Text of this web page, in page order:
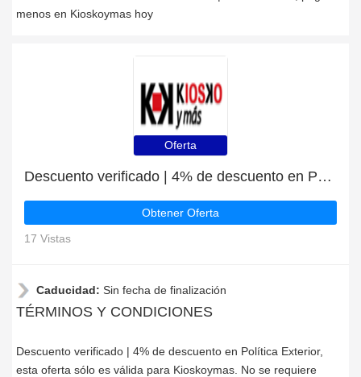
menos en Kioskoymas hoy
Oferta
Descuento verificado | 4% de descuento en Política Exterior
Obtener Oferta
17 Vistas
Caducidad: Sin fecha de finalización
TÉRMINOS Y CONDICIONES
Descuento verificado | 4% de descuento en Política Exterior,
esta oferta sólo es válida para Kioskoymas. No se requiere